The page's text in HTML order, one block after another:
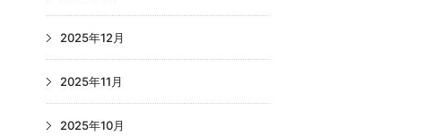
2025年12月
2025年11月
2025年10月